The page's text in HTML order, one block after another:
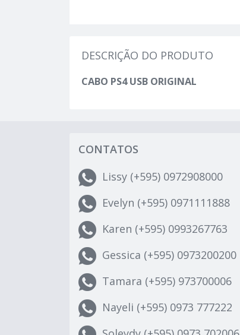
DESCRIÇÃO DO PRODUTO
CABO PS4 USB ORIGINAL
CONTATOS
Lissy (+595) 0972908000
Evelyn (+595) 0971111888
Karen (+595) 0993267763
Gessica (+595) 0973200200
Tamara (+595) 973700006
Nayeli (+595) 0973 777222